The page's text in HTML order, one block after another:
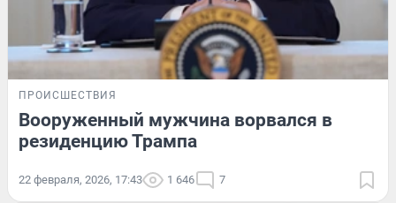
ПРОИСШЕСТВИЯ
Вооруженный мужчина ворвался в
резиденцию Трампа
22 февраля, 2026, 17:43 1 646 7